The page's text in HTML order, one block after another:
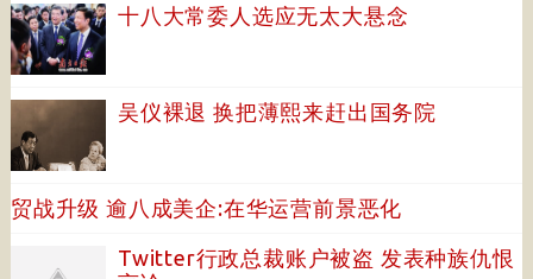
十八大常委人选应无太大悬念
吴仪裸退 换把薄熙来赶出国务院
贸战升级 逾八成美企:在华运营前景恶化
Twitter行政总裁账户被盗 发表种族仇恨